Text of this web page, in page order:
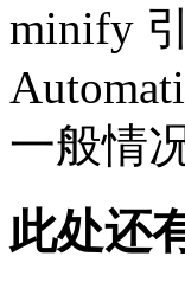
minify
一般情
此处还